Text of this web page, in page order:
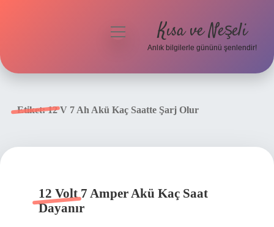
menüyü
Kısa ve Neşeli
Anlık bilgilerle gününü şenlendir!
Etiket:12 V 7 Ah Akü Kaç Saatte Şarj Olur
12 Volt 7 Amper Akü Kaç Saat
Dayanır